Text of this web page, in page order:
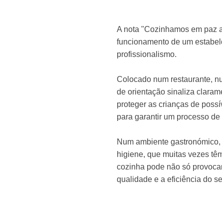
A nota "Cozinhamos em paz
funcionamento de um
profissionalismo.
Colocado num restaurante,
de orientação sinaliza
proteger as crianças de
para garantir um processo
Num ambiente
higiene, que muitas vezes
cozinha pode não só
qualidade e a eficiência do